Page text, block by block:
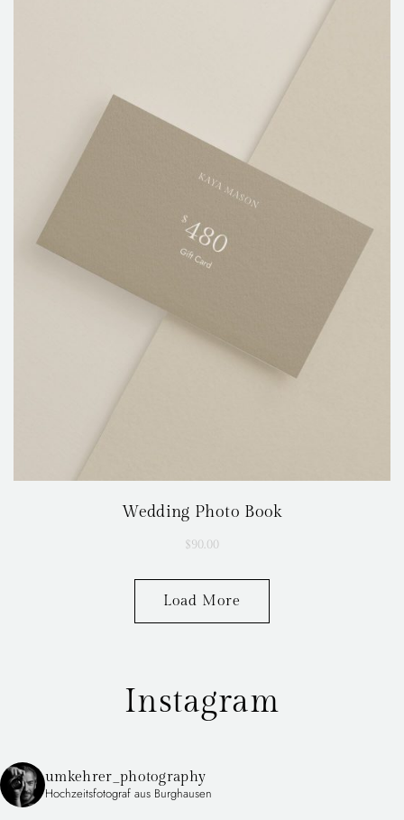
Wedding Photo Book
$90.00
Load More
Instagram
umkehrer_photography
Hochzeitsfotograf aus Burghausen